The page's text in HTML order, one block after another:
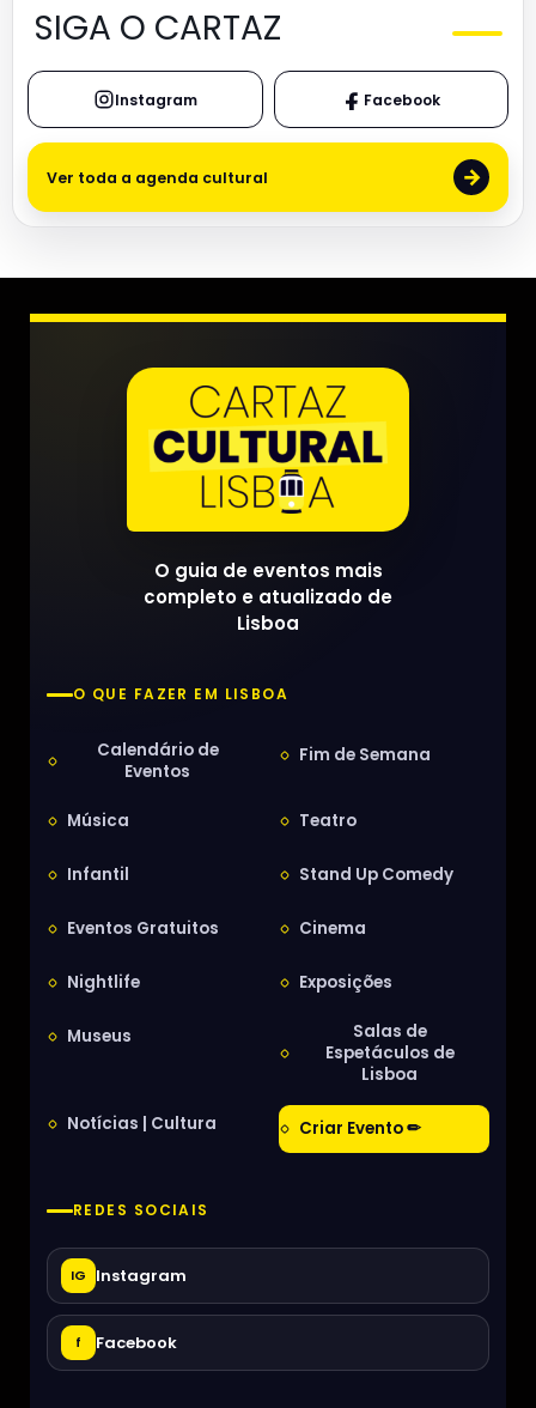
SIGA O CARTAZ
Instagram Facebook
Ver toda a agenda cultural →
O guia de eventos mais
completo e atualizado de
Lisboa
O QUE FAZER EM LISBOA
Calendário de
Eventos
Fim de Semana
Música Teatro
Infantil Stand Up Comedy
Eventos Gratuitos Cinema
Nightlife Exposições
Museus
Salas de
Espetáculos de
Lisboa
Notícias | Cultura Criar Evento ✏
REDES SOCIAIS
IG Instagram
f Facebook